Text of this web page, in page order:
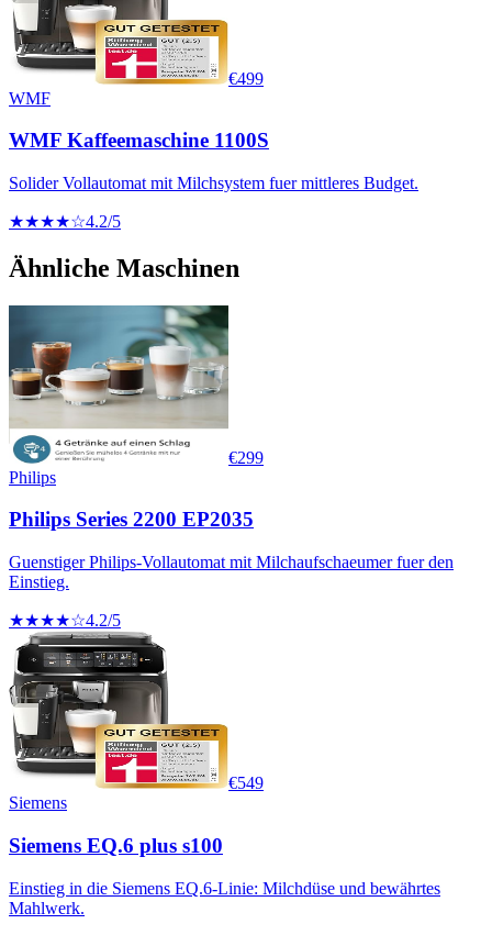
€499
WMF
WMF Kaffeemaschine 1100S
Solider Vollautomat mit Milchsystem fuer mittleres Budget.
★★★★☆4.2/5
Ähnliche Maschinen
€299
Philips
Philips Series 2200 EP2035
Guenstiger Philips-Vollautomat mit Milchaufschaeumer fuer den
Einstieg.
★★★★☆4.2/5
€549
Siemens
Siemens EQ.6 plus s100
Einstieg in die Siemens EQ.6-Linie: Milchdüse und bewährtes
Mahlwerk.